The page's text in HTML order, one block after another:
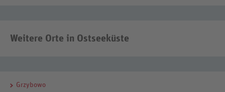
Weitere Orte in Ostseeküste
Grzybowo